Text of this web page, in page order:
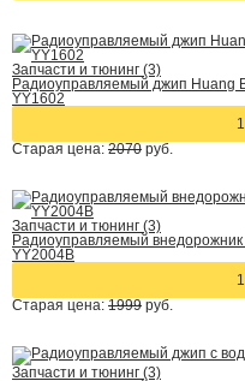
Запчасти и тюнинг (3)
Радиоуправляемый джип Huang
YY1602
Старая цена: 2070 руб.
Запчасти и тюнинг (3)
Радиоуправляемый
YY2004B
Старая цена: 1999 руб.
Запчасти и тюнинг (3)